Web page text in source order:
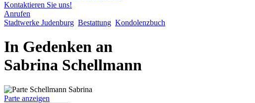
Kontaktieren Sie uns!
Anrufen
Stadtwerke Judenburg Bestattung Kondolenzbuch
In Gedenken an
Sabrina Schellmann
Parte anzeigen